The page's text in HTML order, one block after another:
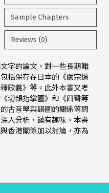
Sample Chapters
Reviews (0)
字的論文，對一些長期難
括保存在日本的《盧宗邁
歌義》等。此外本書又考
切韻指掌圖》和《四聲等
古音學與韻圖的關係等問
入分析，饒有趣味。本書
香港關係加以討論，亦為